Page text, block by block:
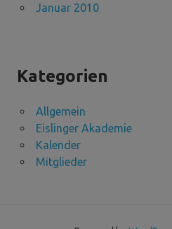
Januar 2010
Kategorien
Allgemein
Eislinger Akademie
Kalender
Mitglieder